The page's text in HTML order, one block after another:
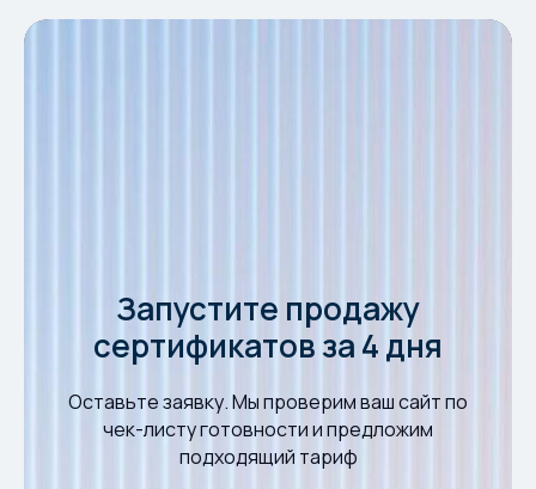
Запустите продажу
сертификатов за 4 дня
Оставьте заявку. Мы проверим ваш сайт по
чек-листу готовности и предложим
подходящий тариф